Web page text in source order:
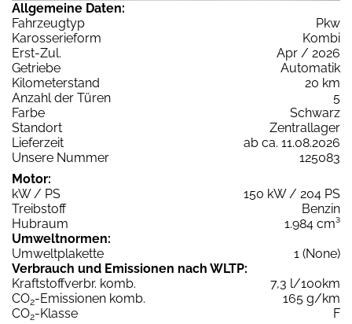
Allgemeine Daten:
Fahrzeugtyp
Pkw
Karosserieform
Kombi
Erst-Zul.
Apr / 2026
Getriebe
Automatik
Kilometerstand
20 km
Anzahl der Türen
5
Farbe
Schwarz
Standort
Zentrallager
Lieferzeit
ab ca. 11.08.2026
Unsere Nummer
125083
Motor:
kW / PS
150 kW / 204 PS
Treibstoff
Benzin
Hubraum
1.984 cm³
Umweltnormen:
Umweltplakette
1 (None)
Verbrauch und Emissionen nach WLTP:
Kraftstoffverbr. komb.
7,3 l/100km
CO2-Emissionen komb.
165 g/km
CO2-Klasse
F